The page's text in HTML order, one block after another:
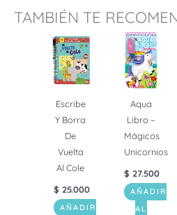
TAMBIÉN TE
Escribe
Y Borra
De
Vuelta
Al Cole
$ 25.000
AÑADIR
Aqua
Libro –
Mágicos
Unicornios
$ 27.500
AÑADIR
AL